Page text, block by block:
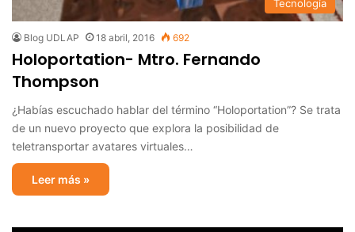
Tecnología
Blog UDLAP 18 abril, 2016 692
Holoportation- Mtro. Fernando
Thompson
¿Habías escuchado hablar del término “Holoportation”? Se trata
de un nuevo proyecto que explora la posibilidad de
teletransportar avatares virtuales…
Leer más »